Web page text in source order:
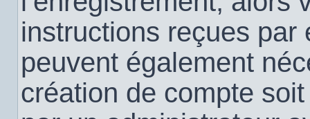
instructions reçues par
peuvent également
création de compte